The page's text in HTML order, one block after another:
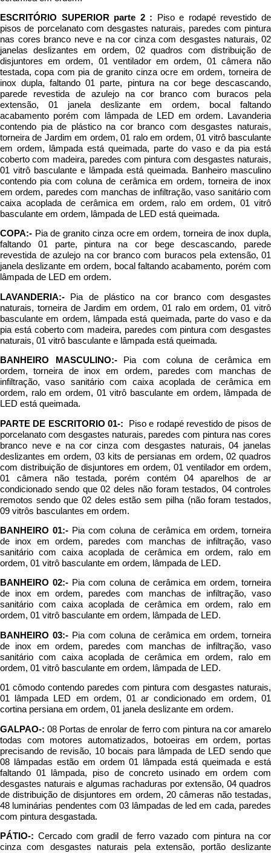
ESCRITÓRIO SUPERIOR parte 2 : Piso e rodapé revestido de
pisos de porcelanato com desgastes naturais, paredes com pintura
nas cores branco neve e na cor cinza com desgastes naturais, 02
janelas deslizantes em ordem, 02 quadros com distribuição de
disjuntores em ordem, 01 ventilador em ordem, 01 câmera não
testada, copa com pia de granito cinza ocre em ordem, torneira de
inox dupla, faltando 01 parte, pintura na cor bege descascando,
parede revestida de azulejo na cor branco com buracos pela
extensão, 01 janela deslizante em ordem, bocal faltando
acabamento porém com lâmpada de LED em ordem. Lavanderia
contendo pia de plástico na cor branco com desgastes naturais,
torneira de Jardim em ordem, 01 ralo em ordem, 01 vitrô basculante
em ordem, lâmpada está queimada, parte do vaso e da pia está
coberto com madeira, paredes com pintura com desgastes naturais,
01 vitrô basculante e lâmpada está queimada. Banheiro masculino
contendo pia com coluna de cerâmica em ordem, torneira de inox
em ordem, paredes com manchas de infiltração, vaso sanitário com
caixa acoplada de cerâmica em ordem, ralo em ordem, 01 vitrô
basculante em ordem, lâmpada de LED está queimada.
COPA:-
Pia de granito cinza ocre em ordem, torneira de inox dupla,
faltando 01 parte, pintura na cor bege descascando, parede
revestida de azulejo na cor branco com buracos pela extensão, 01
janela deslizante em ordem, bocal faltando acabamento, porém com
lâmpada de LED em ordem.
LAVANDERIA:-
Pia de plástico na cor branco com desgastes
naturais, torneira de Jardim em ordem, 01 ralo em ordem, 01 vitrô
basculante em ordem, lâmpada está queimada, parte do vaso e da
pia está coberto com madeira, paredes com pintura com desgastes
naturais, 01 vitrô basculante e lâmpada está queimada.
BANHEIRO MASCULINO:-
Pia com coluna de cerâmica em
ordem, torneira de inox em ordem, paredes com manchas de
infiltração, vaso sanitário com caixa acoplada de cerâmica em
ordem, ralo em ordem, 01 vitrô basculante em ordem, lâmpada de
LED está queimada.
PARTE DE ESCRITORIO 01-: Piso e rodapé revestido de pisos de
porcelanato com desgastes naturais, paredes com pintura nas cores
branco neve e na cor cinza com desgastes naturais, 04 janelas
deslizantes em ordem, 03 kits de persianas em ordem, 02 quadros
com distribuição de disjuntores em ordem, 01 ventilador em ordem,
01 câmera não testada, porém contém 04 aparelhos de ar
condicionado sendo que 02 deles não foram testados, 04 controles
remotos sendo que 02 deles estão sem pilha (não foram testados,
09 vitrôs basculantes em ordem.
BANHEIRO 01:-
Pia com coluna de cerâmica em ordem, torneira
de inox em ordem, paredes com manchas de infiltração, vaso
sanitário com caixa acoplada de cerâmica em ordem, ralo em
ordem, 01 vitrô basculante em ordem, lâmpada de LED.
BANHEIRO 02:-
Pia com coluna de cerâmica em ordem, torneira
de inox em ordem, paredes com manchas de infiltração, vaso
sanitário com caixa acoplada de cerâmica em ordem, ralo em
ordem, 01 vitrô basculante em ordem, lâmpada de LED.
BANHEIRO 03:-
Pia com coluna de cerâmica em ordem, torneira
de inox em ordem, paredes com manchas de infiltração, vaso
sanitário com caixa acoplada de cerâmica em ordem, ralo em
ordem, 01 vitrô basculante em ordem, lâmpada de LED.
01 cômodo contendo paredes com pintura com desgastes naturais,
01 lâmpada LED em ordem, 01 ar condicionado em ordem, 01
cortina persiana em ordem, 01 janela deslizante em ordem.
GALPAO-: 08 Portas de enrolar de ferro com pintura na cor amarelo
todas com motores automatizados, botoeiras em ordem, portas
precisando de revisão, 10 bocais para lâmpada de LED sendo que
08 lâmpadas estão em ordem 01 lâmpada está queimada e está
faltando 01 lâmpada, piso de concreto usinado em ordem com
desgastes naturais e algumas rachaduras por extensão, 04 quadros
de distribuição de disjuntores em ordem, 20 câmeras não testadas,
48 luminárias pendentes com 03 lâmpadas de led em cada, paredes
com pintura desgastada.
PÁTIO-: Cercado com gradil de ferro vazado com pintura na cor
cinza com desgastes naturais pela extensão, portão deslizante